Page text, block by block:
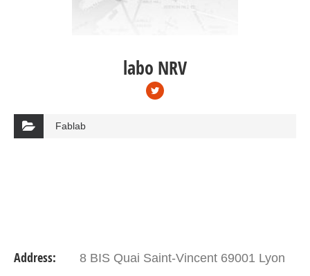
labo NRV
Fablab
Address: 8 BIS Quai Saint-Vincent 69001 Lyon